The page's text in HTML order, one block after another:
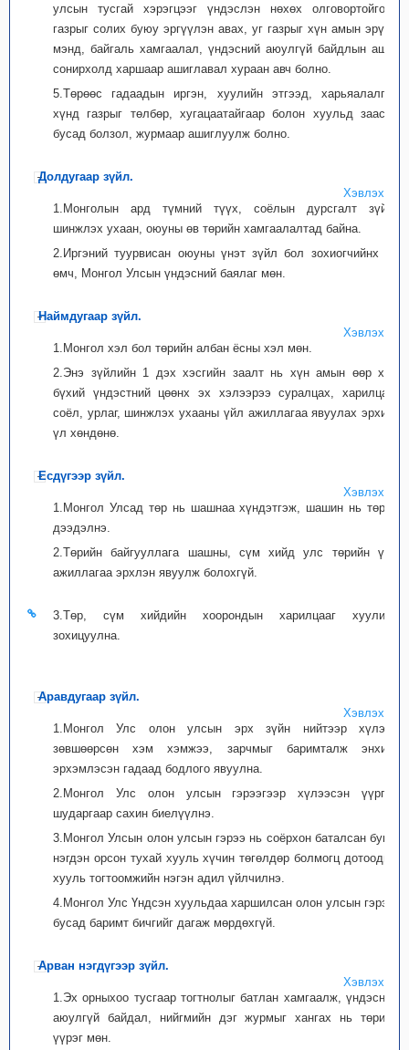
улсын тусгай хэрэгцээг үндэслэн нөхөх олговортойгоор
газрыг солих буюу эргүүлэн авах, уг газрыг хүн амын эрүүл
мэнд, байгаль хамгаалал, үндэсний аюулгүй байдлын ашиг
сонирхолд харшаар ашиглавал хураан авч болно.
5.Төрөөс гадаадын иргэн, хуулийн этгээд, харьяалалгүй
хүнд газрыг төлбөр, хугацаатайгаар болон хуульд заасан
бусад болзол, журмаар ашиглуулж болно.
Долдугаар зүйл.
Хэвлэх
1.Монголын ард түмний түүх, соёлын дурсгалт зүйл,
шинжлэх ухаан, оюуны өв төрийн хамгаалалтад байна.
2.Иргэний туурвисан оюуны үнэт зүйл бол зохиогчийнх нь
өмч, Монгол Улсын үндэсний баялаг мөн.
Наймдугаар зүйл.
Хэвлэх
1.Монгол хэл бол төрийн албан ёсны хэл мөн.
2.Энэ зүйлийн 1 дэх хэсгийн заалт нь хүн амын өөр хэл
бүхий үндэстний цөөнх эх хэлээрээ суралцах, харилцах,
соёл, урлаг, шинжлэх ухааны үйл ажиллагаа явуулах эрхийг
үл хөндөнө.
Есдүгээр зүйл.
Хэвлэх
1.Монгол Улсад төр нь шашнаа хүндэтгэж, шашин нь төрөө
дээдэлнэ.
2.Төрийн байгууллага шашны, сүм хийд улс төрийн үйл
ажиллагаа эрхлэн явуулж болохгүй.
3.Төр, сүм хийдийн хоорондын харилцааг хуулиар
зохицуулна.
Аравдугаар зүйл.
Хэвлэх
1.Монгол Улс олон улсын эрх зүйн нийтээр хүлээн
зөвшөөрсөн хэм хэмжээ, зарчмыг баримталж энхийг
эрхэмлэсэн гадаад бодлого явуулна.
2.Монгол Улс олон улсын гэрээгээр хүлээсэн үүргээ
шударгаар сахин биелүүлнэ.
3.Монгол Улсын олон улсын гэрээ нь соёрхон баталсан буюу
нэгдэн орсон тухай хууль хүчин төгөлдөр болмогц дотоодын
хууль тогтоомжийн нэгэн адил үйлчилнэ.
4.Монгол Улс Үндсэн хуульдаа харшилсан олон улсын гэрээ,
бусад баримт бичгийг дагаж мөрдөхгүй.
Арван нэгдүгээр зүйл.
Хэвлэх
1.Эх орныхоо тусгаар тогтнолыг батлан хамгаалж, үндэсний
аюулгүй байдал, нийгмийн дэг журмыг хангах нь төрийн
үүрэг мөн.